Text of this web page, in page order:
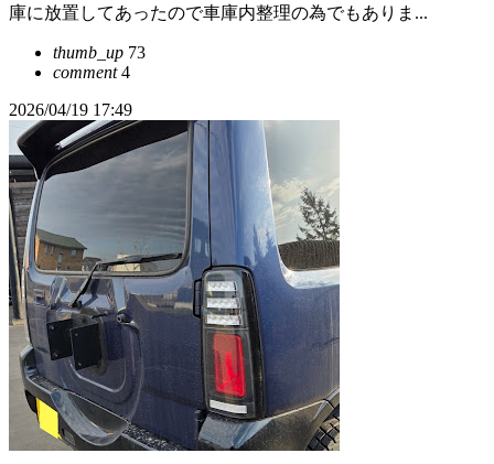
庫に放置してあったので車庫内整理の為でもありま...
thumb_up 73
comment4
2026/04/19 17:49